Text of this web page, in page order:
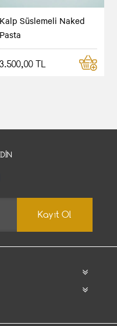
Kalp Süslemeli Naked
Pasta
3.500,00 TL
Kayıt Ol